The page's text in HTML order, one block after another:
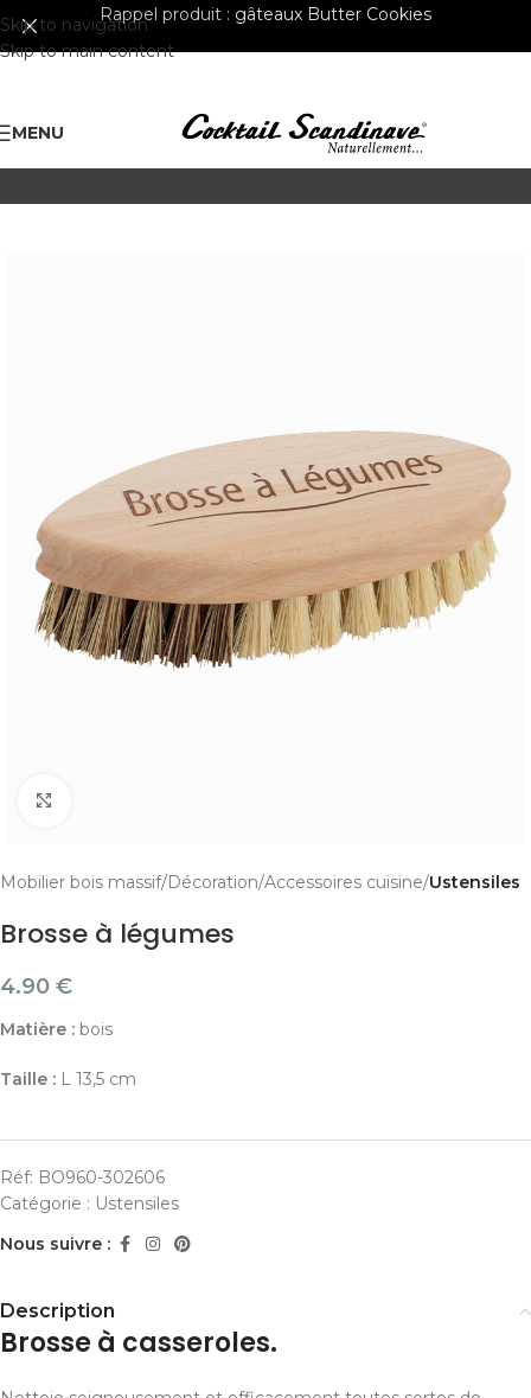
Skip to navigation
Skip to main content
Rappel produit : gâteaux Butter Cookies
MENU
Mobilier bois massif Décoration Accessoires cuisine Ustensiles
Brosse à légumes
4.90 €
Matière : bois
Taille : L 13,5 cm
Réf: BO960-302606
Catégorie : Ustensiles
Nous suivre :
Description
Brosse à casseroles.